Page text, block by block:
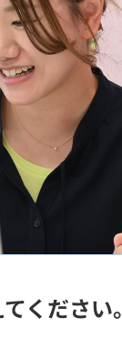
ください。